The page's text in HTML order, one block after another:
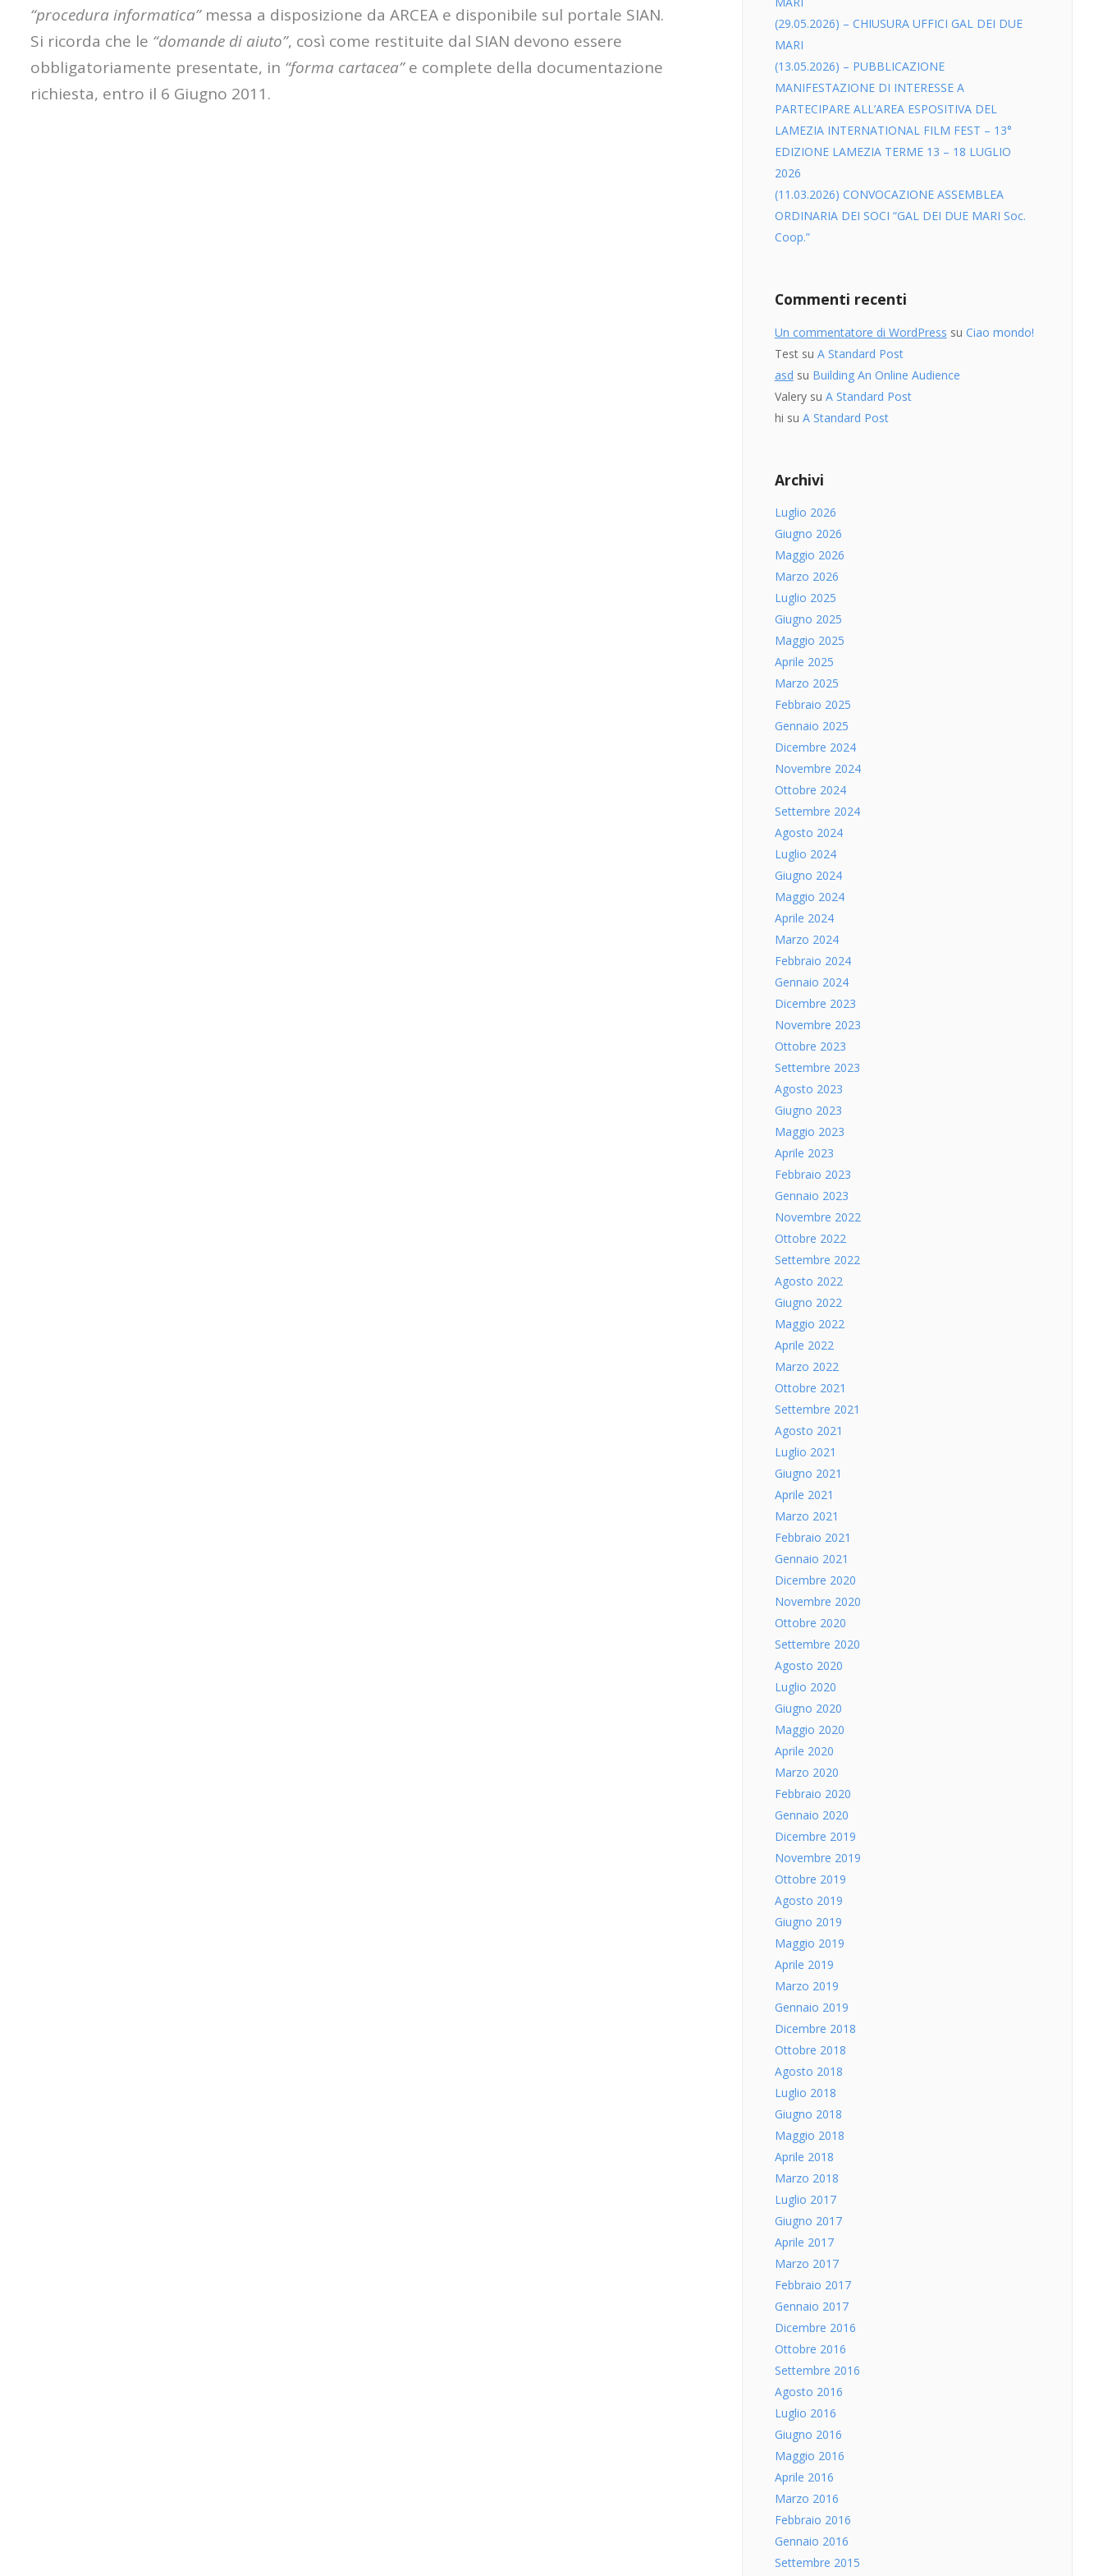
“procedura informatica”messa a disposizione da ARCEA e disponibile sul portale SIAN.
Si ricorda che le “domande di aiuto”, così come restituite dal SIAN devono essere
obbligatoriamente presentate, in “forma cartacea”e complete della documentazione
richiesta, entro il 6 Giugno 2011.
(29.05.2026) – CHIUSURA UFFICI GAL DEI DUE
MARI
(13.05.2026) – PUBBLICAZIONE
MANIFESTAZIONE DI INTERESSE A
PARTECIPARE ALL’AREA ESPOSITIVA DEL
LAMEZIA INTERNATIONAL FILM FEST – 13°
EDIZIONE LAMEZIA TERME 13 – 18 LUGLIO
2026
(11.03.2026) CONVOCAZIONE ASSEMBLEA
ORDINARIA DEI SOCI “GAL DEI DUE MARI Soc.
Coop.”
Commenti recenti
Un commentatore di WordPress su Ciao mondo!
Testsu A Standard Post
asd su Building An Online Audience
Valerysu A Standard Post
hi su A Standard Post
Archivi
Luglio 2026
Giugno 2026
Maggio 2026
Marzo 2026
Luglio 2025
Giugno 2025
Maggio 2025
Aprile 2025
Marzo 2025
Febbraio 2025
Gennaio 2025
Dicembre 2024
Novembre 2024
Ottobre 2024
Settembre 2024
Agosto 2024
Luglio 2024
Giugno 2024
Maggio 2024
Aprile 2024
Marzo 2024
Febbraio 2024
Gennaio 2024
Dicembre 2023
Novembre 2023
Ottobre 2023
Settembre 2023
Agosto 2023
Giugno 2023
Maggio 2023
Aprile 2023
Febbraio 2023
Gennaio 2023
Novembre 2022
Ottobre 2022
Settembre 2022
Agosto 2022
Giugno 2022
Maggio 2022
Aprile 2022
Marzo 2022
Ottobre 2021
Settembre 2021
Agosto 2021
Luglio 2021
Giugno 2021
Aprile 2021
Marzo 2021
Febbraio 2021
Gennaio 2021
Dicembre 2020
Novembre 2020
Ottobre 2020
Settembre 2020
Agosto 2020
Luglio 2020
Giugno 2020
Maggio 2020
Aprile 2020
Marzo 2020
Febbraio 2020
Gennaio 2020
Dicembre 2019
Novembre 2019
Ottobre 2019
Agosto 2019
Giugno 2019
Maggio 2019
Aprile 2019
Marzo 2019
Gennaio 2019
Dicembre 2018
Ottobre 2018
Agosto 2018
Luglio 2018
Giugno 2018
Maggio 2018
Aprile 2018
Marzo 2018
Luglio 2017
Giugno 2017
Aprile 2017
Marzo 2017
Febbraio 2017
Gennaio 2017
Dicembre 2016
Ottobre 2016
Settembre 2016
Agosto 2016
Luglio 2016
Giugno 2016
Maggio 2016
Aprile 2016
Marzo 2016
Febbraio 2016
Gennaio 2016
Settembre 2015